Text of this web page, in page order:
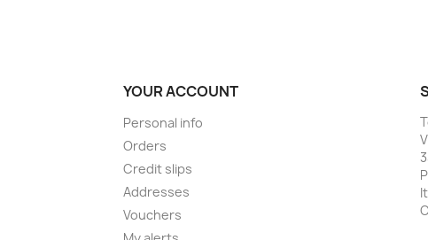
YOUR ACCOUNT
Personal info
Orders
Credit slips
Addresses
Vouchers